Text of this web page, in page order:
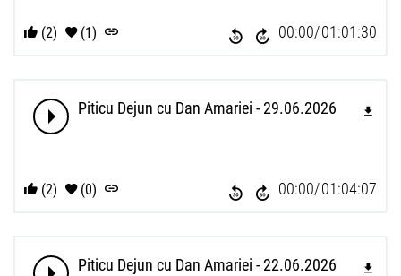
00:00 01:01:30
(2) (1)
00:00 01:04:07
Piticu Dejun cu Dan Amariei - 29.06.2026
(2) (0)
Piticu Dejun cu Dan Amariei - 22.06.2026